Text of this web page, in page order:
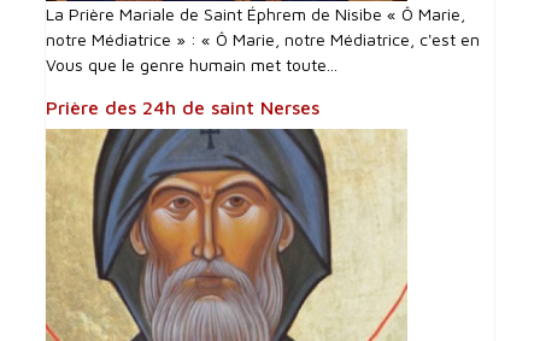
La Prière Mariale de Saint Éphrem de Nisibe « Ô Marie,
notre Médiatrice » : « Ô Marie, notre Médiatrice, c'est en
Vous que le genre humain met toute...
Prière des 24h de saint Nerses